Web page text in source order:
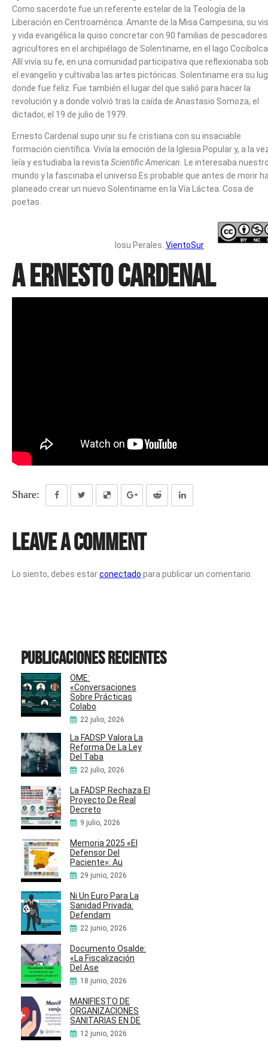
Como sacerdote fue un referente estelar de la Teología de la
Liberación en Centroamérica. Amante de la Misa Campesina, su
y vida evangélica la quiso concretar con 90 familias de
agricultores en el archipiélago de Solentiname, en el lago
Allí vivía su fe, en una comunidad participativa que reflexionaba
el evangelio y cultivaba las artes pictóricas. Solentiname era su
donde fue feliz. Fue también el lugar del que salió para hacer la
revolución y a donde volvió tras la caída de Anastasio Somoza, el
dictador, el 19 de julio de 1979.
Ernesto Cardenal supo unir su fe cristiana con su insaciable
formación científica. Vivía la emoción de la Iglesia Popular y, a la
leía y estudiaba la revista Scientific American.
Le interesaba
mundo y la fascinaba el universo.Es probable que antes de morir
planeado crear un nuevo Solentiname en la Vía Láctea. Cosa de
poetas.
Iosu Perales. VientoSur
a Ernesto Cardenal
Share:
Leave a Comment
Lo siento, debes estarconectado para publicar un comentario.
Publicaciones recientes
OME:
«Conversaciones
Sobre Prácticas
Colabo
22 julio, 2026
La FADSP Valora La
Reforma De La Ley
Del Taba
22 julio, 2026
La FADSP Rechaza El
Proyecto De Real
Decreto
9 julio, 2026
Memoria 2025 «El
Defensor Del
Paciente»: Au
29 junio, 2026
Ni Un Euro Para La
Sanidad Privada:
Defendam
22 junio, 2026
Documento Osalde:
«La Fiscalización
Del Ase
18 junio, 2026
MANIFIESTO DE
ORGANIZACIONES
SANITARIAS EN DE
12 junio, 2026